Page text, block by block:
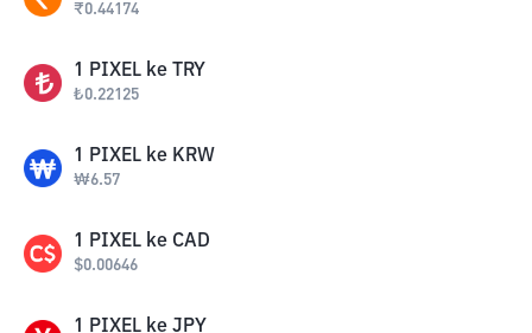
₹0.44174
1 PIXEL ke TRY
₺0.22125
1 PIXEL ke KRW
₩6.57
1 PIXEL ke CAD
$0.00646
1 PIXEL ke JPY